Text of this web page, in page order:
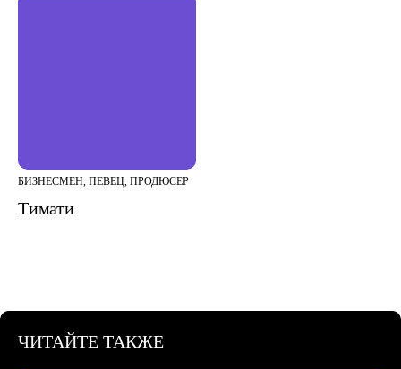
БИЗНЕСМЕН, ПЕВЕЦ, ПРОДЮСЕР
Тимати
ЧИТАЙТЕ ТАКЖЕ